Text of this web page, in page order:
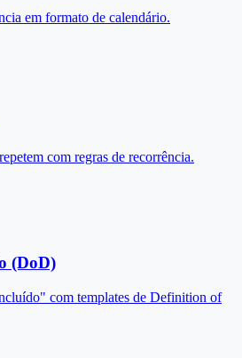
em formato de calendário.
com regras de recorrência.
(DoD)
com templates de Definition of